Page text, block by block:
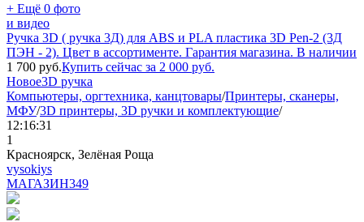
+ Ещё 0 фото
и видео
Ручка 3D ( ручка 3Д) для ABS и PLA пластика 3D Pen-2 (3Д
ПЭН - 2). Цвет в ассортименте. Гарантия магазина. В наличии
1 700 руб.Купить сейчас за 2 000 руб.
Новое3D ручка
Компьютеры, оргтехника, канцтовары/Принтеры, сканеры,
МФУ/3D принтеры, 3D ручки и комплектующие/
12:16:31
1
Красноярск, Зелёная Роща
vysokiys
МАГАЗИН349